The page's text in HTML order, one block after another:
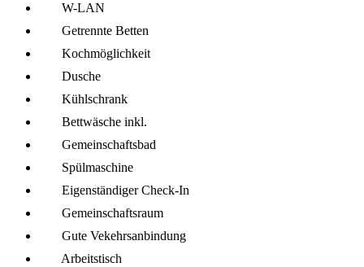
W-LAN
Getrennte Betten
Kochmöglich­keit
Dusche
Kühl­schrank
Bettwäsche inkl.
Gemeinschafts­bad
Spül­maschine
Eigenständiger Check-In
Gemeinschafts­raum
Gute Vekehrsanbindung
Arbeitstisch